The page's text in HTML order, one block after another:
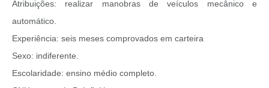
Atribuições: realizar manobras de veículos mecânico e
automático.
Experiência: seis meses comprovados em carteira
Sexo: indiferente.
Escolaridade: ensino médio completo.